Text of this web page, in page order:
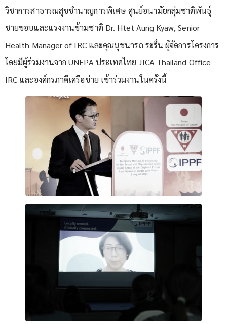
วิชาการสาธารณสุขชำนาญการพิเศษ ศูนย์อนามัยกลุ่มชาติพันธุ์
ชายขอบและแรงงานข้ามชาติ Dr. Htet Aung Kyaw, Senior
Health Manager of IRC และคุณนุชนารถ ระรื่น ผู้จัดการโครงการ
โดยมีผู้ร่วมงานจาก UNFPA ประเทศไทย JICA Thailand Office
IRC และองค์กรภาคีเครือข่าย เข้าร่วมงานในครั้งนี้